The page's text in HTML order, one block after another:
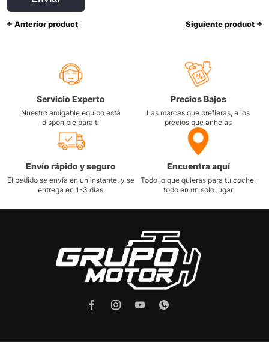
Anterior product Siguiente product
Servicio Experto
Nuestro amigable equipo está
disponible para ti
Precios Bajos
Las marcas que prefieras, a los
precios que anhelas
Envío rápido y seguro
El pedido se envía en un instante, y se
entrega en 1-3 días
Encuentra aquí
Todo lo que quieras para tu coche,
todo en un solo lugar